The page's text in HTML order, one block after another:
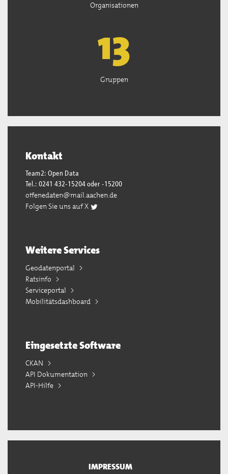
Organisationen
13
Gruppen
Kontakt
Team2: Open Data
Tel.: 0241 432-15204 oder -15200
offenedaten@mail.aachen.de
Folgen Sie uns auf X
Weitere Services
Geodatenportal
Ratsinfo
Serviceportal
Mobilitätsdashboard
Eingesetzte Software
CKAN
API Dokumentation
API-Hilfe
IMPRESSUM